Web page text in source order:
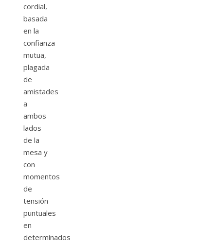
cordial,
basada
en la
confianza
mutua,
plagada
de
amistades
a
ambos
lados
de la
mesa y
con
momentos
de
tensión
puntuales
en
determinados